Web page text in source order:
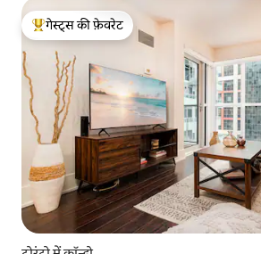
गेस्ट्स का टॉप फ़ेवरेट
गेस्ट्स की फ़ेवरेट